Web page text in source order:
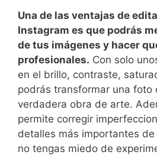
Una de las ventajas de
Instagram es que podrás
de tus imágenes y hacer
profesionales. ⁤Con solo
en ​el brillo, contraste,
podrás transformar una foto
verdadera⁢ obra de⁢ arte.
permite corregir
⁢detalles más⁢ importantes
no tengas miedo de